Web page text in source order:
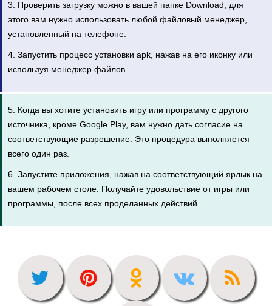
3. Проверить загрузку можно в вашей папке Download, для
этого вам нужно использовать любой файловый менеджер,
установленный на телефоне.
4. Запустить процесс установки apk, нажав на его иконку или
используя менеджер файлов.
5. Когда вы хотите установить игру или программу с другого
источника, кроме Google Play, вам нужно дать согласие на
соответствующие разрешение. Это процедура выполняется
всего один раз.
6. Запустите приложения, нажав на соответствующий ярлык на
вашем рабочем столе. Получайте удовольствие от игры или
программы, после всех проделанных действий.